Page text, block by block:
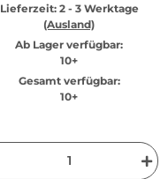
Lieferzeit: 2 - 3 Werktage
(Ausland)
Ab Lager verfügbar:
10+
Gesamt verfügbar:
10+